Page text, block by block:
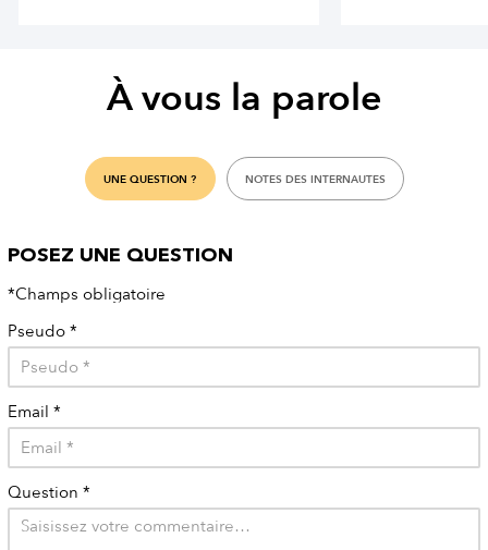
À vous la parole
UNE QUESTION ? NOTES DES INTERNAUTES
POSEZ UNE QUESTION
*Champs obligatoire
Pseudo *
Email *
Question *